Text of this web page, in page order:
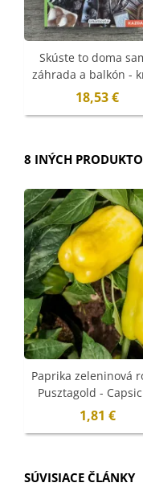
Skúste to doma
záhrada a balkón -
- 1 ks
18,53 €
8 INÝCH
Paprika zeleninová
Pusztagold -
annuum - semená -
1,81 €
SÚVISIACE ČLÁNKY